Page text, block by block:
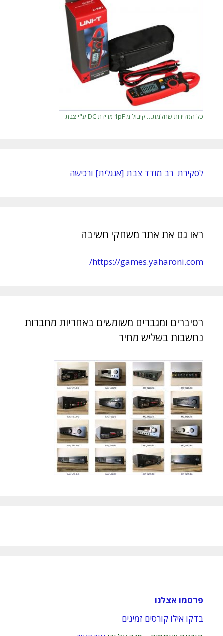
כל המדידות שחלמת… קיבול מ 1pF מדידת DC ע"י צבת
לסקירת רב מודד צבת [אנגלית] ורכישה
ראו גם את אתר משחקי חשיבה
https://games.yaharoni.com/
רסיברים ומגברים משומשים באחריות מחברות
נחשבות בשליש מחיר
פרסמו אצלנו
בדקו אילו קורסים זמינים